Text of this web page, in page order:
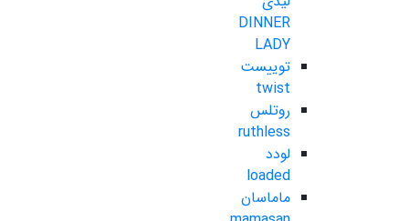
DINNER
LADY
توییست
twist
روتلس
ruthless
لودد
loaded
ماماسان